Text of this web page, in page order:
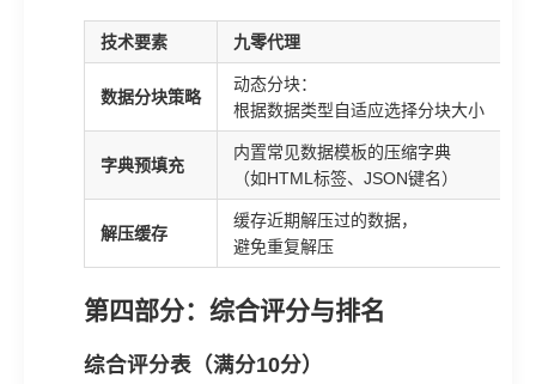
技术要素 九零代理
数据分块策略
动态分块：
根据数据类型自适应选择分块大小
字典预填充
内置常见数据模板的压缩字典
（如HTML标签、JSON键名）
解压缓存
缓存近期解压过的数据，
避免重复解压
第四部分：综合评分与排名
综合评分表（满分10分）